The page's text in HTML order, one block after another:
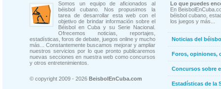
Somos un equipo de aficionados al
béisbol cubano. Nos propusimos la
tarea de desarrollar esta web con el
objetivo de brindar información sobre el
Béisbol en Cuba y su Serie Nacional.
Ofrecemos noticias, reportajes,
estadísticas, foros de debate, juegos online y mucho
más... Constantemente buscamos mejorar y ampliar
nuestros servicios por lo que pronto publicaremos
nuevas secciones en nuestra web como concursos
y otros entretenimientos.
© copyright 2009 - 2026 BeisbolEnCuba.com
Lo que puedes
En
béisbol cubano,
los juegos y más...
Noticias del
Foros, opiniones,
Concursos sobre
Estadísticas de la